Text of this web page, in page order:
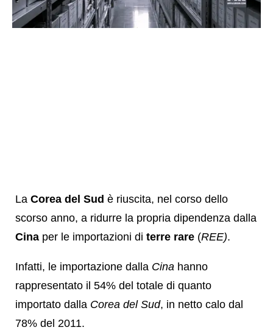
La Corea del Sud è riuscita, nel corso dello
scorso anno, a ridurre la propria dipendenza dalla
Cina per le importazioni di terre rare (REE).
Infatti, le importazione dalla Cina hanno
rappresentato il 54% del totale di quanto
importato dalla Corea del Sud, in netto calo dal
78% del 2011.